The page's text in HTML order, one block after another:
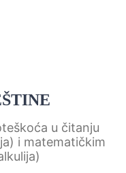
u čitanju
i matematičkim